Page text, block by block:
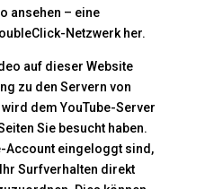
ansehen – eine
Netzwerk her.
auf dieser Website
zu den Servern von
dem YouTube-Server
Sie besucht haben.
Account eingeloggt sind,
Surfverhalten direkt